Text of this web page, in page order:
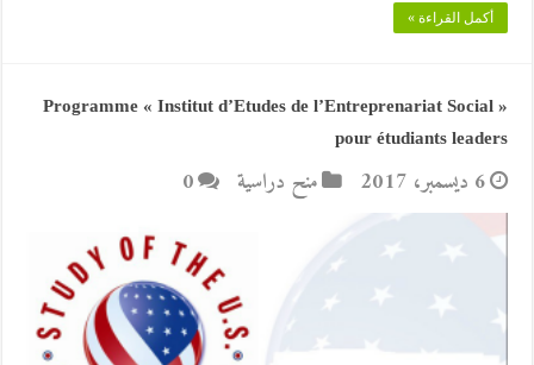
أكمل القراءة »
« Programme « Institut d’Etudes de l’Entreprenariat Social
pour étudiants leaders
6 ديسمبر، 2017 منح دراسية 0